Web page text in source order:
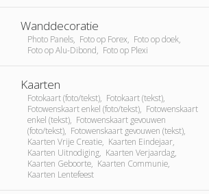
Wanddecoratie
Photo Panels, Foto op Forex, Foto op doek,
Foto op Alu-Dibond, Foto op Plexi
Kaarten
Fotokaart (foto/tekst), Fotokaart (tekst),
Fotowenskaart enkel (foto/tekst), Fotowenskaart
enkel (tekst), Fotowenskaart gevouwen
(foto/tekst), Fotowenskaart gevouwen (tekst),
Kaarten Vrije Creatie, Kaarten Eindejaar,
Kaarten Uitnodiging, Kaarten Verjaardag,
Kaarten Geboorte, Kaarten Communie,
Kaarten Lentefeest